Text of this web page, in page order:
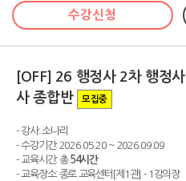
수강신청
[OFF] 26 행정사 2차 행정
사 종합반
모집중
- 강사: 소나리
- 수강기간: 2026.05.20 ~ 2026.09.09
- 교육시간: 총54시간
- 교육장소: 종로 교육센터[제1관] - 1강의장